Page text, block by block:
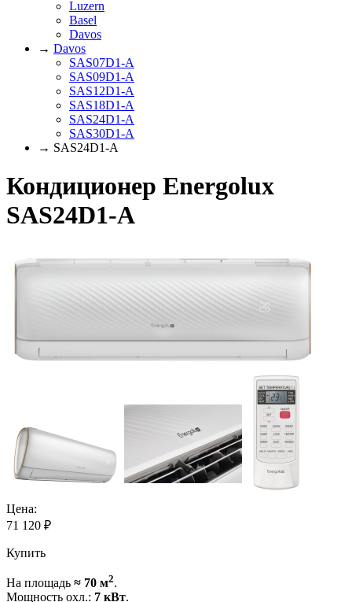
Luzern
Basel
Davos
→ Davos
SAS07D1-A
SAS09D1-A
SAS12D1-A
SAS18D1-A
SAS24D1-A
SAS30D1-A
→ SAS24D1-A
Кондиционер Energolux
SAS24D1-A
Цена:
71 120 ₽
Купить
На площадь ≈ 70 м2.
Мощность охл.: 7 кВт.